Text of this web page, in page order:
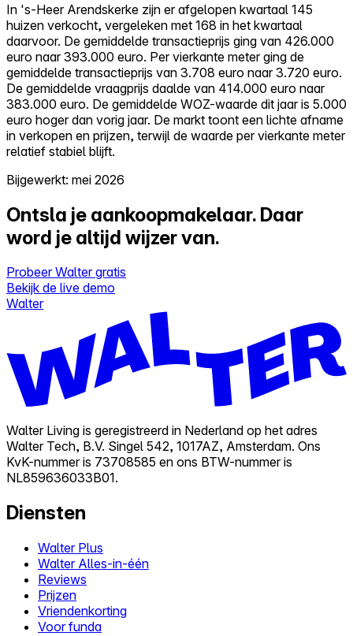
In 's-Heer Arendskerke zijn er afgelopen kwartaal 145
huizen verkocht, vergeleken met 168 in het kwartaal
daarvoor. De gemiddelde transactieprijs ging van 426.000
euro naar 393.000 euro. Per vierkante meter ging de
gemiddelde transactieprijs van 3.708 euro naar 3.720 euro.
De gemiddelde vraagprijs daalde van 414.000 euro naar
383.000 euro. De gemiddelde WOZ-waarde dit jaar is 5.000
euro hoger dan vorig jaar. De markt toont een lichte afname
in verkopen en prijzen, terwijl de waarde per vierkante meter
relatief stabiel blijft.
Bijgewerkt: mei 2026
Ontsla je aankoopmakelaar. Daar
word je altijd wijzer van.
Probeer Walter gratis
Bekijk de live demo
Walter
Walter Living is geregistreerd in Nederland op het adres
Walter Tech, B.V. Singel 542, 1017AZ, Amsterdam. Ons
KvK-nummer is 73708585 en ons BTW-nummer is
NL859636033B01.
Diensten
Walter Plus
Walter Alles-in-één
Reviews
Prijzen
Vriendenkorting
Voor funda